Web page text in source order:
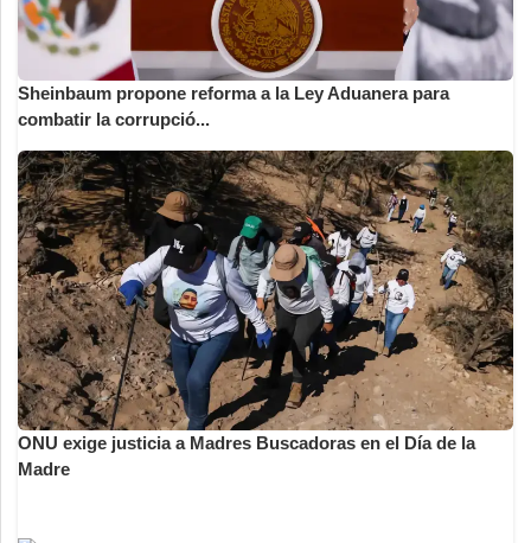
Sheinbaum propone reforma a la Ley Aduanera para
combatir la corrupció...
ONU exige justicia a Madres Buscadoras en el Día de la
Madre